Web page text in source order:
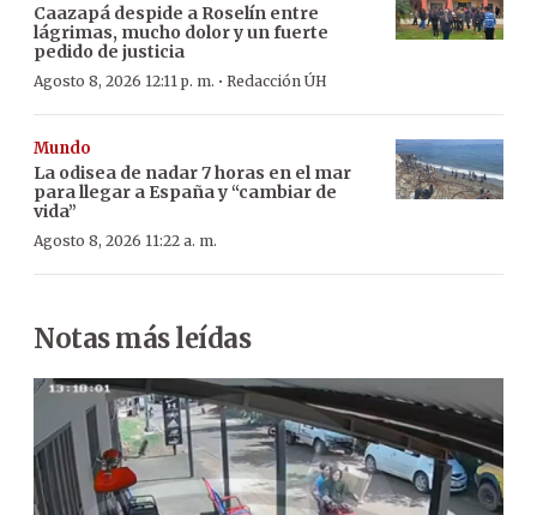
Caazapá despide a Roselín entre
lágrimas, mucho dolor y un fuerte
pedido de justicia
Agosto 8, 2026 12:11 p. m. · Redacción ÚH
Mundo
La odisea de nadar 7 horas en el mar
para llegar a España y “cambiar de
vida”
Agosto 8, 2026 11:22 a. m.
Notas más leídas